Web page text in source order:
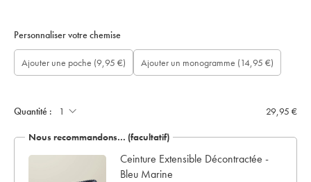
Personnaliser votre chemise
longueur
manche
Ajouter
écrin
Ajouter
une
poche:
Ajouter une poche (9,95 €)
Monogram
Font:
Monogram
Location:
Monogram
Colour:
Monogram
option:
Ajouter un monogramme (14,95 €)
Quantité : 29,95 €
Nous recommandons… (facultatif)
Ceinture Extensible Décontractée -
Bleu Marine